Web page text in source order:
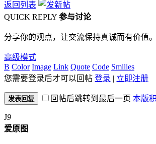
返回列表
QUICK REPLY 参与讨论
分享你的观点，让交流保持真诚而有价值。
高级模式
B Color Image Link Quote Code Smilies
您需要登录后才可以回帖 登录 | 立即注册
发表回复 回帖后跳转到最后一页 本版
J9
爱原图